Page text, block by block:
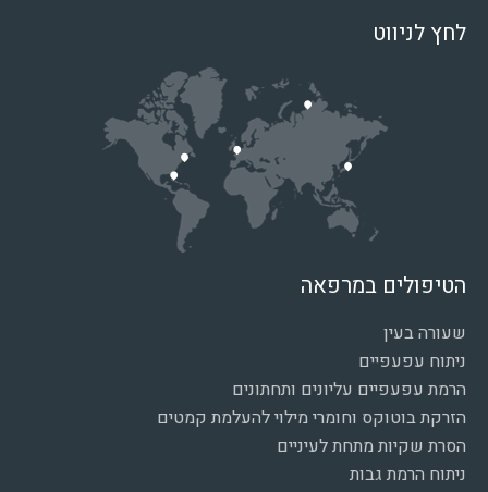
לחץ לניווט
הטיפולים במרפאה
שעורה בעין
ניתוח עפעפיים
הרמת עפעפיים עליונים ותחתונים
הזרקת בוטוקס וחומרי מילוי להעלמת קמטים
הסרת שקיות מתחת לעיניים
ניתוח הרמת גבות